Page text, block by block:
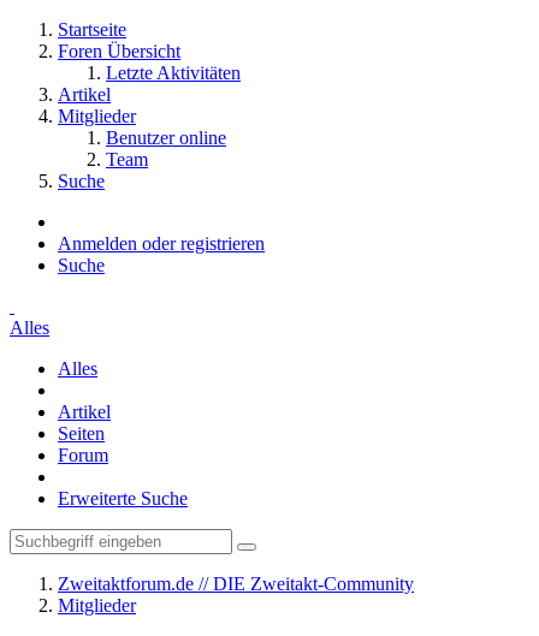
Startseite
Foren Übersicht
Letzte Aktivitäten
Artikel
Mitglieder
Benutzer online
Team
Suche
Anmelden oder registrieren
Suche
Alles
Alles
Artikel
Seiten
Forum
Erweiterte Suche
Zweitaktforum.de // DIE Zweitakt-Community
Mitglieder